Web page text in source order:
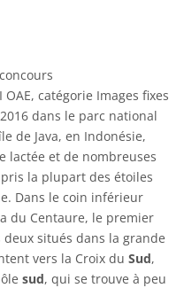
catégorie Images fixes
dans le parc national
de Java, en Indonésie,
lactée et de nombreuses
la plupart des étoiles
Dans le coin inférieur
du Centaure, le premier
situés dans la grande
vers la Croix du Sud,
sud, qui se trouve à peu